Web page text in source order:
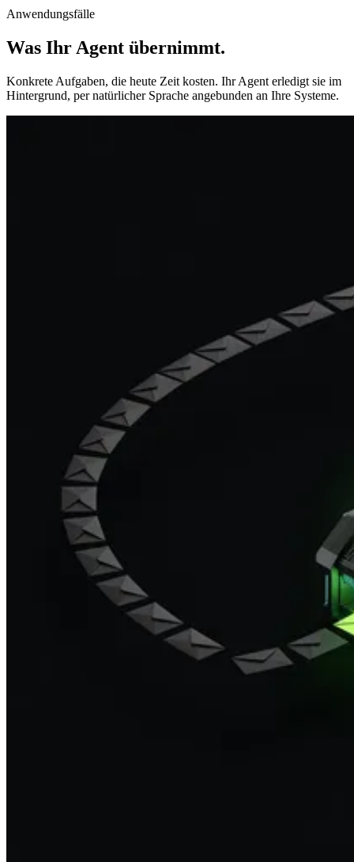
Anwendungsfälle
Was Ihr Agent übernimmt.
Konkrete Aufgaben, die heute Zeit kosten. Ihr Agent erledigt sie im
Hintergrund, per natürlicher Sprache angebunden an Ihre Systeme.